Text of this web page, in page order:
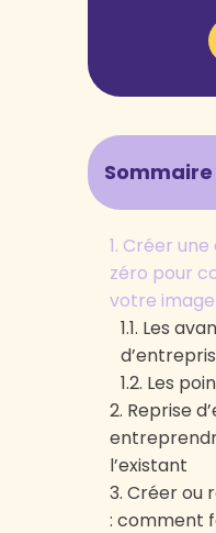
Sommaire
Créer
zéro pour
votre image
Les
Les
Reprise
l’existant
Créer ou
: comment